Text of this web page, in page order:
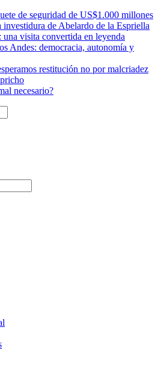
de seguridad de US$1.000 millones
investidura de Abelardo de la Espriella
una visita convertida en leyenda
Andes: democracia, autonomía y
restitución no por malcriadez
necesario?